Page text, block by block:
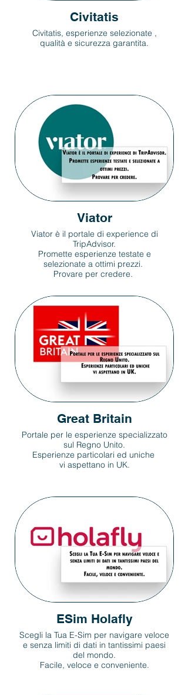
Civitatis
Civitatis, esperienze selezionate ,
qualità e sicurezza garantita.
Viator
Viator è il portale di experience di
TripAdvisor.
Promette esperienze testate e
selezionate a ottimi prezzi.
Provare per credere.
Great Britain
Portale per le esperienze specializzato
sul Regno Unito.
Esperienze particolari ed uniche
vi aspettano in UK.
ESim Holafly
Scegli la Tua E-Sim per navigare veloce
e senza limiti di dati in tantissimi paesi
del mondo.
Facile, veloce e conveniente.